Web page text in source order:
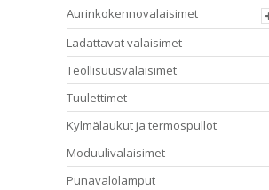
Aurinkokennovalaisimet
Ladattavat valaisimet
Teollisuusvalaisimet
Tuulettimet
Kylmälaukut ja termospullot
Moduulivalaisimet
Punavalolamput